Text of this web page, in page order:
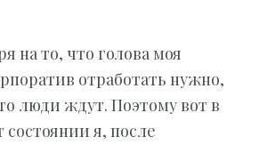
на то, что голова моя
отработать нужно,
люди ждут. Поэтому вот в
состоянии я, после